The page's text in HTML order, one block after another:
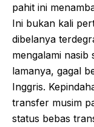
pahit ini
Ini bukan kali
dibelanya
mengalami nasib
lamanya, gagal
Inggris.
transfer musim
status bebas